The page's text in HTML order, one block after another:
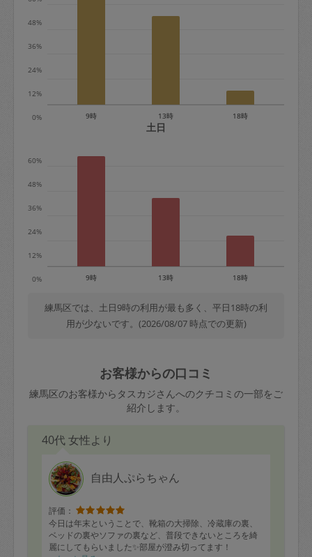
※キャンセル料金の設定について：
0%
12%
24%
36%
48%
9時 13時 18時
土日
0%
12%
24%
36%
48%
60%
9時 13時 18時
練馬区では、土日9時の利用が最も多く、平日18時の利
用が少ないです。(2026/08/07 時点での更新)
お客様からの口コミ
練馬区のお客様からタスカジさんへのクチコミの一部をご
紹介します。
40代 女性より
自由人ぷらちゃん
評価：
今日は年末ということで、靴箱の大掃除、冷蔵庫の裏、
ベッドの裏やソファの裏など、普段できないところを綺
麗にしてもらいました✨部屋が澄み切ってます！